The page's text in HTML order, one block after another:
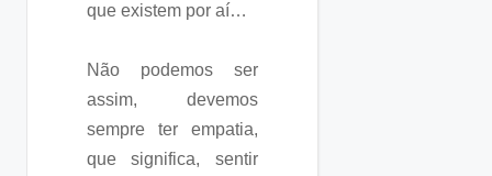
que existem por aí…
Não podemos ser
assim, devemos
sempre ter empatia,
que significa, sentir